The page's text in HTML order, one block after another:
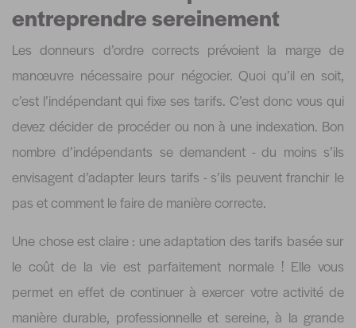
entreprendre sereinement
Les donneurs d’ordre corrects prévoient la marge de
manœuvre nécessaire pour négocier. Quoi qu’il en soit,
c’est l’indépendant qui fixe ses tarifs. C’est donc vous qui
devez décider de procéder ou non à une indexation. Bon
nombre d’indépendants se demandent - du moins s’ils
envisagent d’adapter leurs tarifs - s’ils peuvent franchir le
pas et comment le faire de manière correcte.
Une chose est claire : une adaptation des tarifs basée sur
le coût de la vie est parfaitement normale ! Elle vous
permet en effet de continuer à exercer votre activité de
manière durable, professionnelle et sereine, à la grande